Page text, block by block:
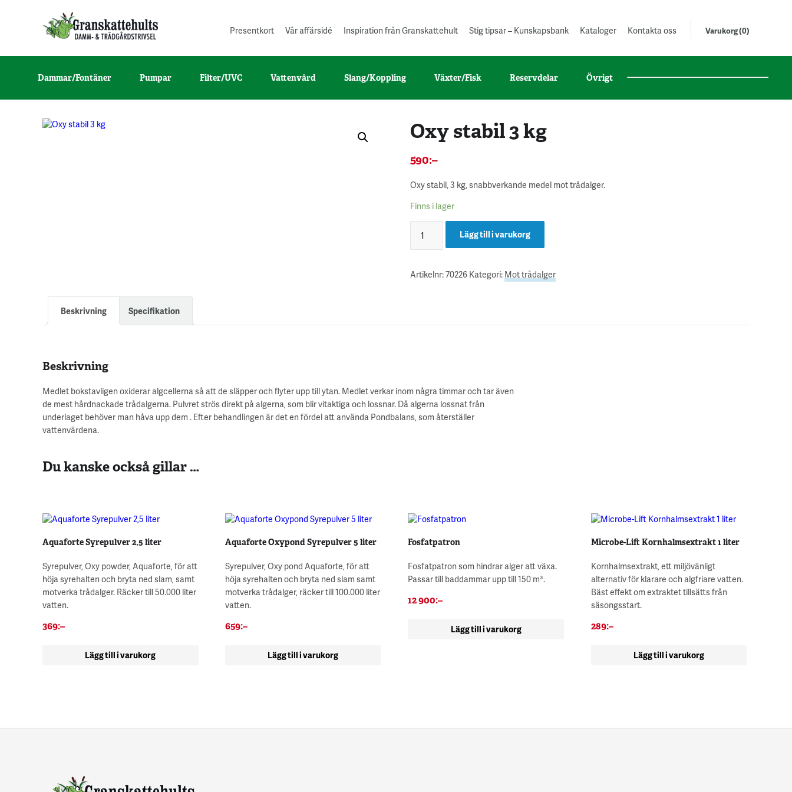
Varukorg (0)
Presentkort Vår affärsidé Inspiration från Granskattehult Stig tipsar – Kunskapsbank Kataloger Kontakta oss
Dammar/Fontäner Pumpar Filter/UVC Vattenvård Slang/Koppling Växter/Fisk Reservdelar Övrigt
Oxy stabil 3 kg
590:–
Oxy stabil, 3 kg, snabbverkande medel mot trådalger.
Finns i lager
Lägg till i varukorg
Artikelnr:70226 Kategori: Mot trådalger
Beskrivning Specifikation
Beskrivning
Medlet bokstavligen oxiderar algcellerna så att de släpper och flyter upp till ytan. Medlet verkar inom några timmar och tar även
de mest hårdnackade trådalgerna. Pulvret strös direkt på algerna, som blir vitaktiga och lossnar. Då algerna lossnat från
underlaget behöver man håva upp dem . Efter behandlingen är det en fördel att använda Pondbalans, som återställer
vattenvärdena.
Du kanske också gillar …
Aquaforte Syrepulver 2,5 liter
Syrepulver, Oxy powder, Aquaforte, för att
höja syrehalten och bryta ned slam, samt
motverka trådalger. Räcker till 50.000 liter
vatten.
369:–
Lägg till i varukorg
Aquaforte Oxypond Syrepulver 5 liter
Syrepulver, Oxy pond Aquaforte, för att
höja syrehalten och bryta ned slam samt
motverka trådalger, räcker till 100.000 liter
vatten.
659:–
Lägg till i varukorg
Fosfatpatron
Fosfatpatron som hindrar alger att växa.
Passar till baddammar upp till 150 m³.
12 900:–
Lägg till i varukorg
Microbe-Lift Kornhalmsextrakt 1 liter
Kornhalmsextrakt, ett miljövänligt
alternativ för klarare och algfriare vatten.
Bäst effekt om extraktet tillsätts från
säsongsstart.
289:–
Lägg till i varukorg